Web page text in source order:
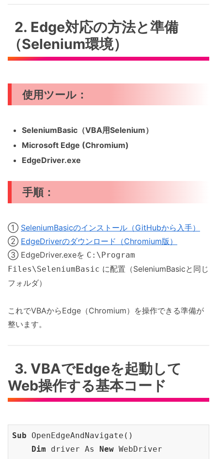
2. Edge対応の方法と準備
（Selenium環境）
使用ツール：
SeleniumBasic（VBA用Selenium）
Microsoft Edge (Chromium)
EdgeDriver.exe
手順：
① SeleniumBasicのインストール（GitHubから入手）
② EdgeDriverのダウンロード（Chromium版）
③ EdgeDriver.exeを C:\Program
Files\SeleniumBasic に配置（SeleniumBasicと同じ
フォルダ）
これでVBAからEdge（Chromium）を操作できる準備が
整います。
3. VBAでEdgeを起動して
Web操作する基本コード
Sub OpenEdgeAndNavigate()
Dim driver As New WebDriver